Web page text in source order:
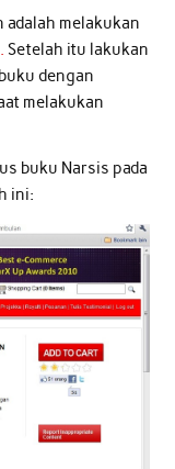
adalah melakukan
Setelah itu lakukan
dengan
melakukan
buku Narsis pada
ini: